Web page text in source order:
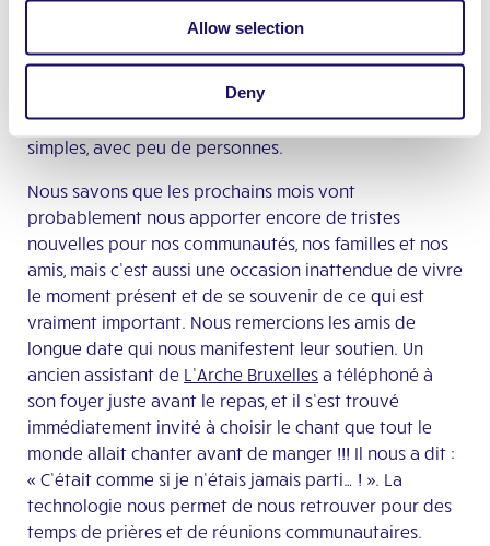
Allow selection
Deny
la région de l’Oise, en France, sont morts à cause du
virus, et les mesures de restriction en vigueur ne
permettent que des cérémonies d’obsèques très
simples, avec peu de personnes.
Nous savons que les prochains mois vont
probablement nous apporter encore de tristes
nouvelles pour nos communautés, nos familles et nos
amis, mais c’est aussi une occasion inattendue de vivre
le moment présent et de se souvenir de ce qui est
vraiment important. Nous remercions les amis de
longue date qui nous manifestent leur soutien. Un
ancien assistant de L’Arche Bruxelles a téléphoné à
son foyer juste avant le repas, et il s’est trouvé
immédiatement invité à choisir le chant que tout le
monde allait chanter avant de manger !!! Il nous a dit :
« C’était comme si je n’étais jamais parti… ! ». La
technologie nous permet de nous retrouver pour des
temps de prières et de réunions communautaires.